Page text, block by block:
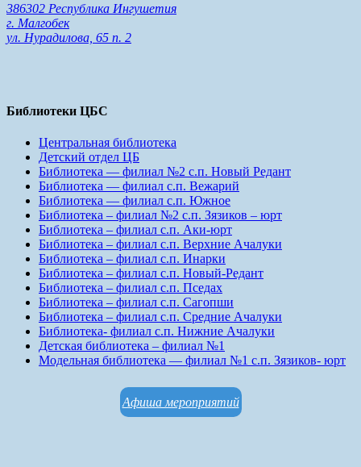
386302 Республика Ингушетия
г. Малгобек
ул. Нурадилова, 65 п. 2
Библиотеки ЦБС
Центральная библиотека
Детский отдел ЦБ
Библиотека — филиал №2 с.п. Новый Редант
Библиотека — филиал с.п. Вежарий
Библиотека — филиал с.п. Южное
Библиотека – филиал №2 с.п. Зязиков – юрт
Библиотека – филиал с.п. Аки-юрт
Библиотека – филиал с.п. Верхние Ачалуки
Библиотека – филиал с.п. Инарки
Библиотека – филиал с.п. Новый-Редант
Библиотека – филиал с.п. Пседах
Библиотека – филиал с.п. Сагопши
Библиотека – филиал с.п. Средние Ачалуки
Библиотека- филиал с.п. Нижние Ачалуки
Детская библиотека – филиал №1
Модельная библиотека — филиал №1 с.п. Зязиков- юрт
Афиша мероприятий